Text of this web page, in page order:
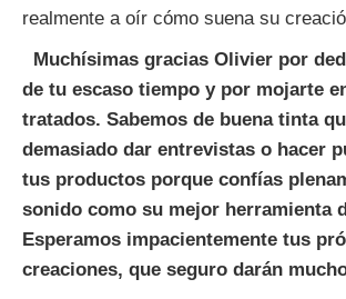
realmente a oír cómo suena su
Muchísimas gracias Olivier por
de tu escaso tiempo y por mojarte
tratados. Sabemos de buena tinta
demasiado dar entrevistas o hacer
tus productos porque confías
sonido como su mejor herramienta
Esperamos impacientemente tus
creaciones, que seguro darán